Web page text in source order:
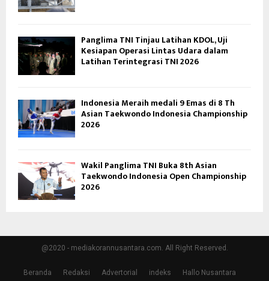
Panglima TNI Tinjau Latihan KDOL, Uji
Kesiapan Operasi Lintas Udara dalam
Latihan Terintegrasi TNI 2026
Indonesia Meraih medali 9 Emas di 8 Th
Asian Taekwondo Indonesia Championship
2026
Wakil Panglima TNI Buka 8th Asian
Taekwondo Indonesia Open Championship
2026
@2020 - mediakorannusantara.com. All Right Reserved.
Beranda Redaksi Advertorial indeks Hallo Nusantara